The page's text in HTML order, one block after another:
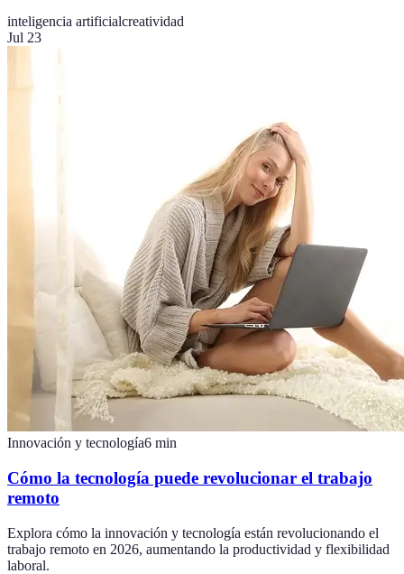
inteligencia artificialcreatividad
Jul 23
Innovación y tecnología6 min
Cómo la tecnología puede revolucionar el trabajo
remoto
Explora cómo la innovación y tecnología están revolucionando el
trabajo remoto en 2026, aumentando la productividad y flexibilidad
laboral.